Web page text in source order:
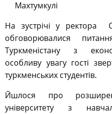
Махтумкулі
На зустрічі у ректора
обговорювалися
Туркменістану з
особливу увагу гості
туркменських студентів.
Йшлося про
університету з